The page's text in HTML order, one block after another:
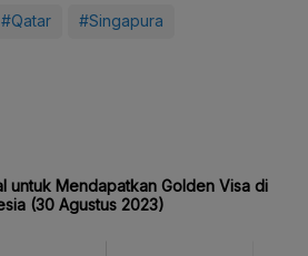
#Qatar #Singapura